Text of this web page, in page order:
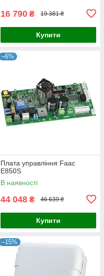
16 790 ₴ 19 381 ₴
Купити
–6%
Плата управління Faac
E850S
В наявності
44 048 ₴ 46 639 ₴
Купити
–15%